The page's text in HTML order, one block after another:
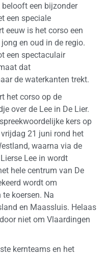
belooft een bijzonder
een speciale
eeuw is het corso een
en oud in de regio.
een spectaculair
dat
de waterkanten trekt.
het corso op de
over de Lee in De Lier.
kers op
21 juni rond het
waarna via de
Lee in wordt
hele centrum van De
wordt om
koersen. Na
en Maassluis. Helaas
niet om Vlaardingen
kernteams en het